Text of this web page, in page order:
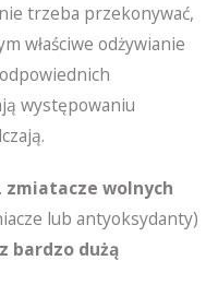
trzeba przekonywać,
właściwe odżywianie
występowaniu
zmiatacze wolnych
lub antyoksydanty)
bardzo dużą